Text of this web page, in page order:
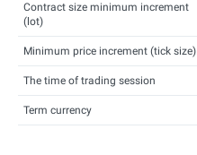
Contract size minimum increment
(lot)
Minimum price increment (tick size)
The time of trading session
Term currency